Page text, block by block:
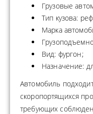
Грузовые
Тип кузова:
Марка
Вид: фургон;
Назначение:
Автомобиль
скоропортящихся
требующих